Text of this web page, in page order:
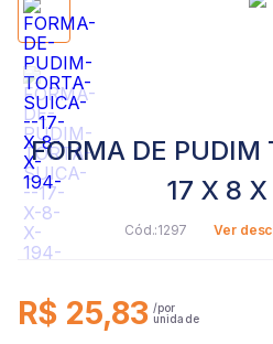
FORMA DE PUDIM
17 X 8
1297 Ver
R$ 25,83